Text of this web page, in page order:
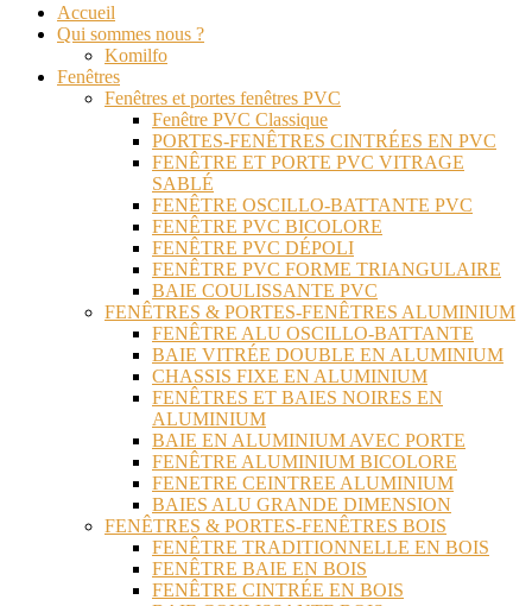
Accueil
Qui sommes nous ?
Komilfo
Fenêtres
Fenêtres et portes fenêtres PVC
Fenêtre PVC Classique
PORTES-FENÊTRES CINTRÉES EN PVC
FENÊTRE ET PORTE PVC VITRAGE
SABLÉ
FENÊTRE OSCILLO-BATTANTE PVC
FENÊTRE PVC BICOLORE
FENÊTRE PVC DÉPOLI
FENÊTRE PVC FORME TRIANGULAIRE
BAIE COULISSANTE PVC
FENÊTRES & PORTES-FENÊTRES ALUMINIUM
FENÊTRE ALU OSCILLO-BATTANTE
BAIE VITRÉE DOUBLE EN ALUMINIUM
CHASSIS FIXE EN ALUMINIUM
FENÊTRES ET BAIES NOIRES EN
ALUMINIUM
BAIE EN ALUMINIUM AVEC PORTE
FENÊTRE ALUMINIUM BICOLORE
FENETRE CEINTREE ALUMINIUM
BAIES ALU GRANDE DIMENSION
FENÊTRES & PORTES-FENÊTRES BOIS
FENÊTRE TRADITIONNELLE EN BOIS
FENÊTRE BAIE EN BOIS
FENÊTRE CINTRÉE EN BOIS